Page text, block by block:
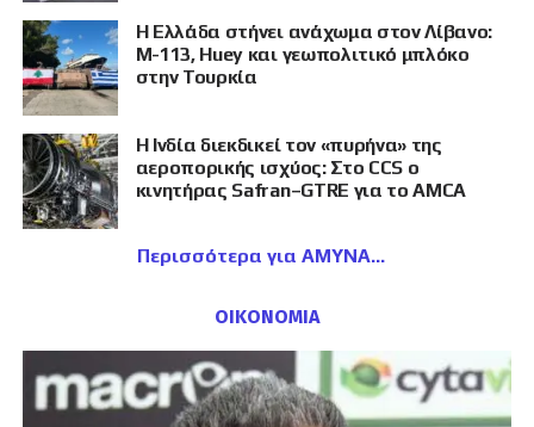
Η Ελλάδα στήνει ανάχωμα στον Λίβανο:
M-113, Huey και γεωπολιτικό μπλόκο
στην Τουρκία
Η Ινδία διεκδικεί τον «πυρήνα» της
αεροπορικής ισχύος: Στο CCS ο
κινητήρας Safran–GTRE για το AMCA
Περισσότερα για ΑΜΥΝΑ
ΟΙΚΟΝΟΜΙΑ